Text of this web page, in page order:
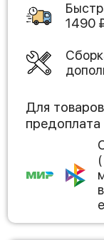
1490
Для
предоплата